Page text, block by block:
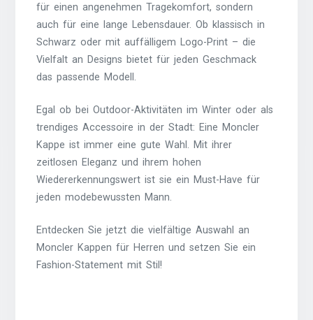
für einen angenehmen Tragekomfort, sondern
auch für eine lange Lebensdauer. Ob klassisch in
Schwarz oder mit auffälligem Logo-Print – die
Vielfalt an Designs bietet für jeden Geschmack
das passende Modell.
Egal ob bei Outdoor-Aktivitäten im Winter oder als
trendiges Accessoire in der Stadt: Eine Moncler
Kappe ist immer eine gute Wahl. Mit ihrer
zeitlosen Eleganz und ihrem hohen
Wiedererkennungswert ist sie ein Must-Have für
jeden modebewussten Mann.
Entdecken Sie jetzt die vielfältige Auswahl an
Moncler Kappen für Herren und setzen Sie ein
Fashion-Statement mit Stil!